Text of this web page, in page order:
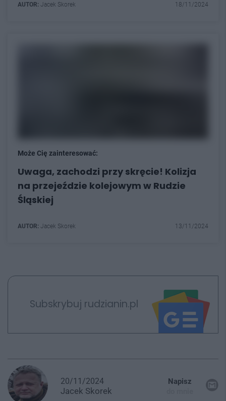
AUTOR: Jacek Skorek 18/11/2024
Może Cię zainteresować:
Uwaga, zachodzi przy skręcie! Kolizja
na przejeździe kolejowym w Rudzie
Śląskiej
AUTOR: Jacek Skorek 13/11/2024
Subskrybuj rudzianin.pl
20/11/2024
Jacek Skorek
Napisz